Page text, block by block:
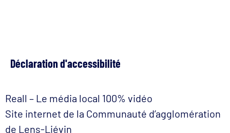
Déclaration d'accessibilité
Reall – Le média local 100% vidéo
Site internet de la Communauté d’agglomération
de Lens-Liévin